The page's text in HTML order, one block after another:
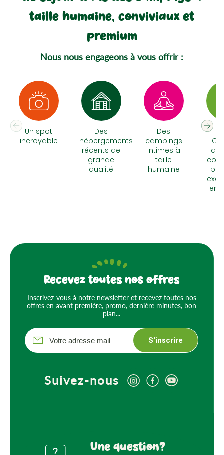
taille humaine, conviviaux et
premium
Nous nous engageons à vous offrir :
Un spot
incroyable
Des
hébergements
récents de
grande
qualité
Des
campings
intimes à
taille
humaine
en
Recevez toutes nos offres
Inscrivez-vous à notre newsletter et recevez toutes nos
offres en avant première, promo, dernière minutes, bon
plan...
S'inscrire
Suivez-nous
Une question?